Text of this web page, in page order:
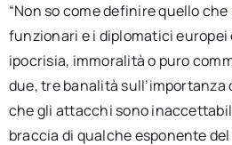
“Non so come definire quello
funzionari e i diplomatici
ipocrisia, immoralità o puro
due, tre banalità
che gli attacchi sono
braccia di qualche esponente